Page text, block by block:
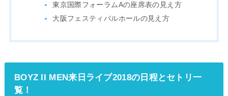
東京国際フォーラムAの座席表の見え方
大阪フェスティバルホールの見え方
BOYZ II MEN来日ライブ2018の日程とセトリ一
覧！